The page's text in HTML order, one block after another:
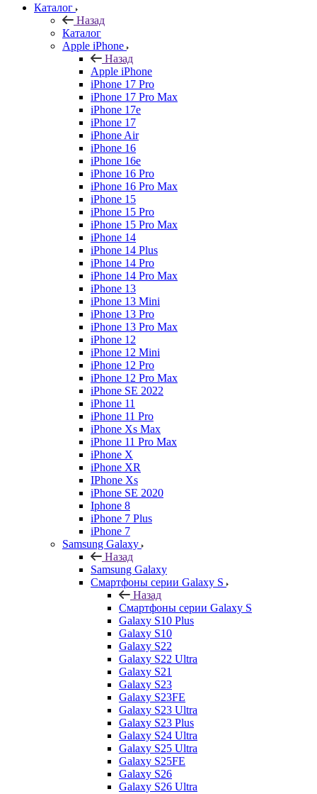
Каталог
Назад
Каталог
Apple iPhone
Назад
Apple iPhone
iPhone 17 Pro
iPhone 17 Pro Max
iPhone 17e
iPhone 17
iPhone Air
iPhone 16
iPhone 16e
iPhone 16 Pro
iPhone 16 Pro Max
iPhone 15
iPhone 15 Pro
iPhone 15 Pro Max
iPhone 14
iPhone 14 Plus
iPhone 14 Pro
iPhone 14 Pro Max
iPhone 13
iPhone 13 Mini
iPhone 13 Pro
iPhone 13 Pro Max
iPhone 12
iPhone 12 Mini
iPhone 12 Pro
iPhone 12 Pro Max
iPhone SE 2022
iPhone 11
iPhone 11 Pro
iPhone Xs Max
iPhone 11 Pro Max
iPhone X
iPhone XR
IPhone Xs
iPhone SE 2020
Iphone 8
iPhone 7 Plus
iPhone 7
Samsung Galaxy
Назад
Samsung Galaxy
Смартфоны серии Galaxy S
Назад
Смартфоны серии Galaxy S
Galaxy S10 Plus
Galaxy S10
Galaxy S22
Galaxy S22 Ultra
Galaxy S21
Galaxy S23
Galaxy S23FE
Galaxy S23 Ultra
Galaxy S23 Plus
Galaxy S24 Ultra
Galaxy S25 Ultra
Galaxy S25FE
Galaxy S26
Galaxy S26 Ultra